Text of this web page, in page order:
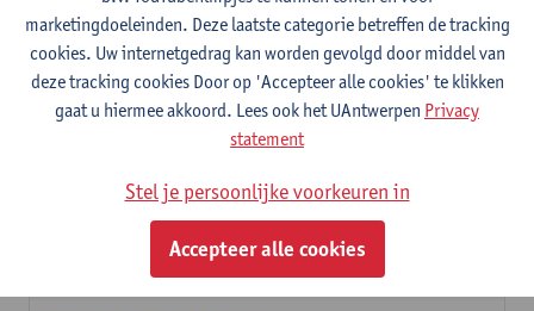
praktijkgeoriënteerde opleidingsonderdelen. Er kan maar 1 stage-
onderdeel opgenomen worden
Professionele Stage
1E/2E SEM
6studiepunten
Benjamin Verhoeven
Wetenschappelijke Stage
1E/2E SEM
studiepunten
Kurt Vanhoutte
Gertjan Willems
Benjamin Verhoeven
marketingdoeleinden. Deze laatste categorie betreffen de tracking
cookies. Uw internetgedrag kan worden gevolgd door middel van
deze tracking cookies Door op 'Accepteer alle cookies' te klikken
gaat u hiermee akkoord. Lees ook het UAntwerpen Privacy
statement
Stel je persoonlijke voorkeuren in
Accepteer alle cookies